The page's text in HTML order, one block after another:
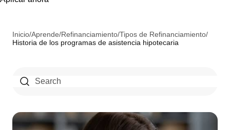
Inicio/Aprende/Refinanciamiento/Tipos de Refinanciamiento/
Historia de los programas de asistencia hipotecaria